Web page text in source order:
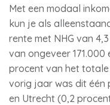
Met een modaal
kun je als
rente met NHG van
van ongeveer 171.000
procent van het
vorig jaar was dit één
en Utrecht (0,2